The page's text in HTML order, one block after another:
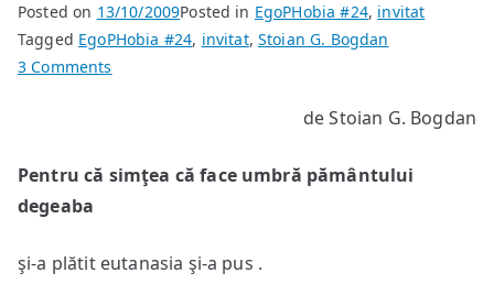
Posted on 13/10/2009Posted in EgoPHobia #24, invitat
Tagged EgoPHobia #24, invitat, Stoian G. Bogdan
3 Comments
că
pământului
de Stoian G. Bogdan
Pentru că simţea că face umbră pământului
degeaba
şi-a plătit eutanasia şi-a pus .